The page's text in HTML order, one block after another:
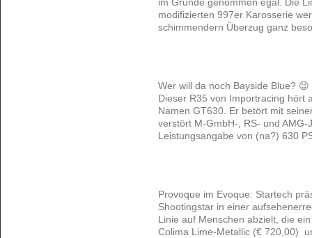
im Grunde genommen egal. Die
modifizierten 997er Karosserie
schimmendern Überzug ganz
Wer will da noch Bayside Blue? 😉
Dieser R35 von Importracing hört
Namen GT630. Er betört mit
verstört M-GmbH-, RS- und
Leistungsangabe von (na?) 630
Provoque im Evoque: Startech
Shootingstar in einer
Linie auf Menschen abzielt, die
Colima Lime-Metallic (€ 720,00)